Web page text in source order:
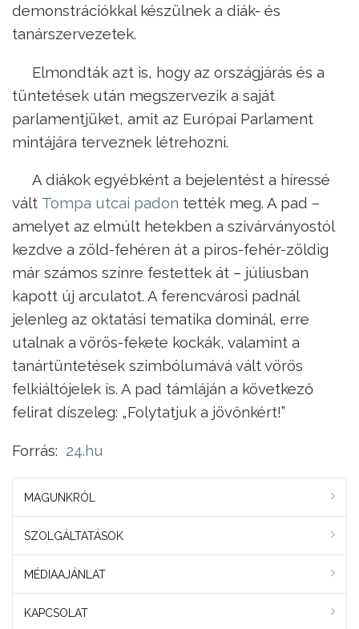
demonstrációkkal készülnek a diák- és
tanárszervezetek.
Elmondták azt is, hogy az országjárás és a
tüntetések után megszervezik a saját
parlamentjüket, amit az Európai Parlament
mintájára terveznek létrehozni.
A diákok egyébként a bejelentést a híressé
vált Tompa utcai padon tették meg. A pad –
amelyet az elmúlt hetekben a szivárványostól
kezdve a zöld-fehéren át a piros-fehér-zöldig
már számos színre festettek át – júliusban
kapott új arculatot. A ferencvárosi padnál
jelenleg az oktatási tematika dominál, erre
utalnak a vörös-fekete kockák, valamint a
tanártüntetések szimbólumává vált vörös
felkiáltójelek is. A pad támláján a következő
felirat díszeleg: „Folytatjuk a jövőnkért!”
Forrás: 24.hu
MAGUNKRÓL
SZOLGÁLTATÁSOK
MÉDIAAJÁNLAT
KAPCSOLAT